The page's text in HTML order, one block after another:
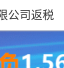
公司返税